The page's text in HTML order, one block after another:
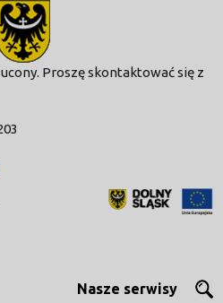
Proszę skontaktować się z
Nasze serwisy
modal-check